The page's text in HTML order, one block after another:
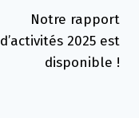
Notre rapport
d’activités 2025 est
disponible !